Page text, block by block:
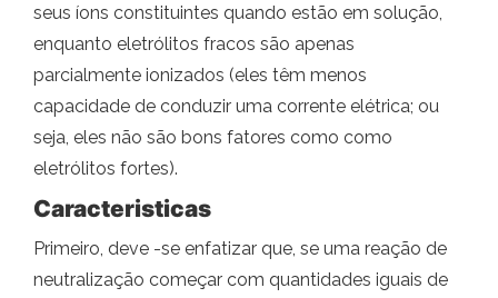
seus íons constituintes quando estão em solução,
enquanto eletrólitos fracos são apenas
parcialmente ionizados (eles têm menos
capacidade de conduzir uma corrente elétrica; ou
seja, eles não são bons fatores como como
eletrólitos fortes).
Caracteristicas
Primeiro, deve -se enfatizar que, se uma reação de
neutralização começar com quantidades iguais de